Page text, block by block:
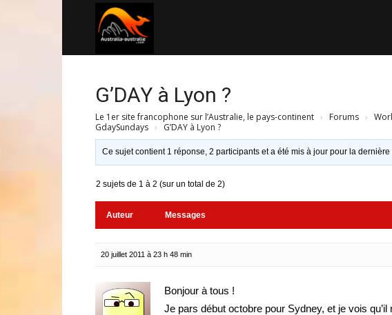
G’DAY à Lyon ?
Le 1er site francophone sur l’Australie, le pays-continent › Forums ›
GdaySundays › G’DAY à Lyon ?
Ce sujet contient 1 réponse, 2 participants et a été mis à jour pour la dernière
2 sujets de 1 à 2 (sur un total de 2)
Auteur Messages
20 juillet 2011 à 23 h 48 min
Bonjour à tous !
Je pars début octobre pour Sydney, et je vois qu’il